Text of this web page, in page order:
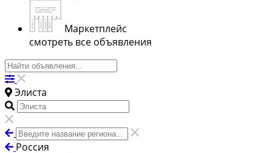
Маркетплейс
смотреть все объявления
Элиста
Россия